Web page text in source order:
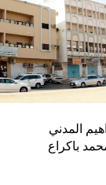
المدني
باكراع